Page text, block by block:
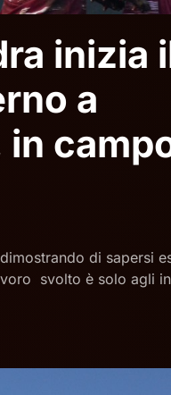
inizia
a
di sapersi
svolto è solo agli